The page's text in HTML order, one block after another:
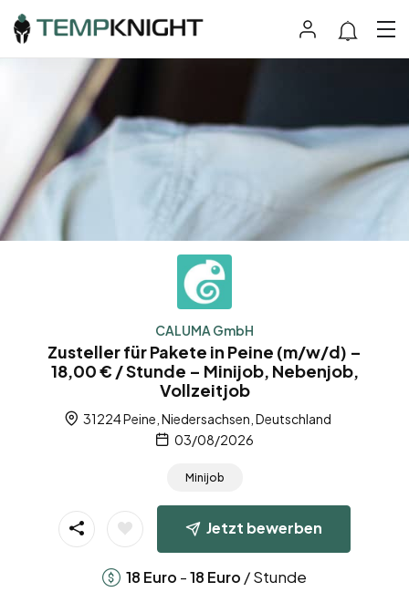
CALUMA GmbH
Zusteller für Pakete in Peine (m/w/d) –
18,00 € / Stunde – Minijob, Nebenjob,
Vollzeitjob
31224 Peine, Niedersachsen, Deutschland
03/08/2026
Minijob
Jetzt bewerben
18 Euro -18 Euro / Stunde